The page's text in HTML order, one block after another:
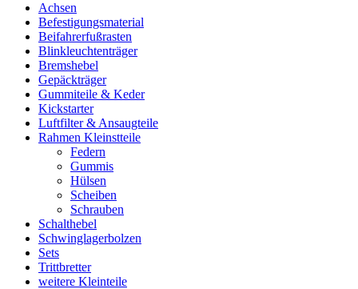
Achsen
Befestigungsmaterial
Beifahrerfußrasten
Blinkleuchtenträger
Bremshebel
Gepäckträger
Gummiteile & Keder
Kickstarter
Luftfilter & Ansaugteile
Rahmen Kleinstteile
Federn
Gummis
Hülsen
Scheiben
Schrauben
Schalthebel
Schwinglagerbolzen
Sets
Trittbretter
weitere Kleinteile